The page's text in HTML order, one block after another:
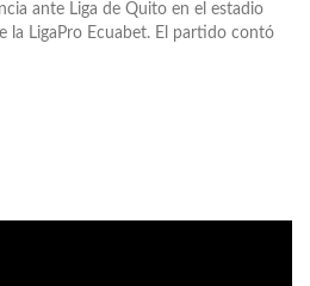
ante Liga de Quito en el estadio
la LigaPro Ecuabet. El partido contó